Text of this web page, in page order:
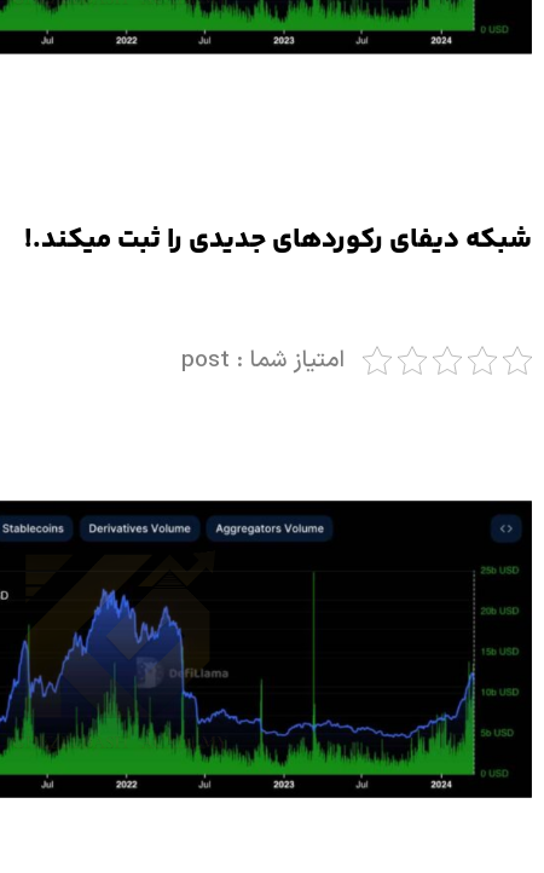
شبکه دیفای رکوردهای جدیدی را ثبت میکند.!
امتیاز شما : post